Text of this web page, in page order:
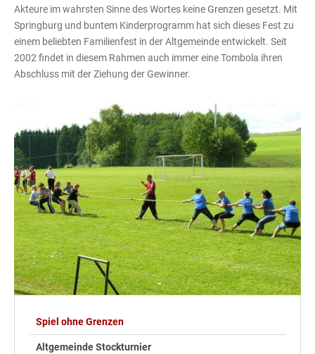
Akteure im wahrsten Sinne des Wortes keine Grenzen gesetzt. Mit
Springburg und buntem Kinderprogramm hat sich dieses Fest zu
einem beliebten Familienfest in der Altgemeinde entwickelt. Seit
2002 findet in diesem Rahmen auch immer eine Tombola ihren
Abschluss mit der Ziehung der Gewinner.
Spiel ohne Grenzen
Altgemeinde Stockturnier